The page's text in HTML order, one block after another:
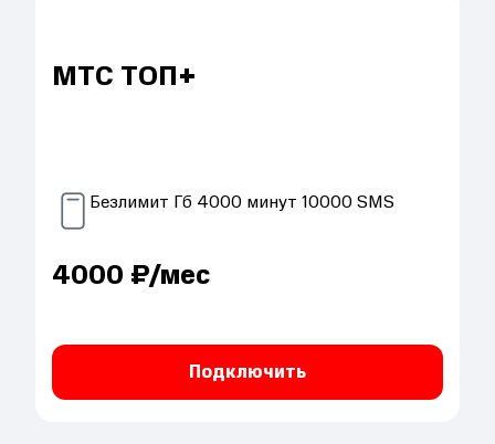
МТС ТОП+
Безлимит Гб 4000 минут 10000SMS
4000 ₽/мес
Подключить